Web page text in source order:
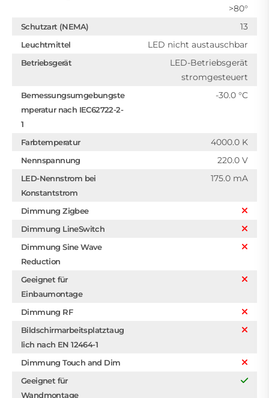
>80°
Schutzart (NEMA) 13
Leuchtmittel LED nicht austauschbar
Betriebsgerät
LED-Betriebsgerät
stromgesteuert
Bemessungsumgebungste
mperatur nach IEC62722-2-
1
-30.0 °C
Farbtemperatur 4000.0 K
Nennspannung 220.0 V
LED-Nennstrom bei
Konstantstrom
175.0 mA
Dimmung Zigbee
Dimmung LineSwitch
Dimmung Sine Wave
Reduction
Geeignet für
Einbaumontage
Dimmung RF
Bildschirmarbeitsplatztaug
lich nach EN 12464-1
Dimmung Touch and Dim
Geeignet für
Wandmontage